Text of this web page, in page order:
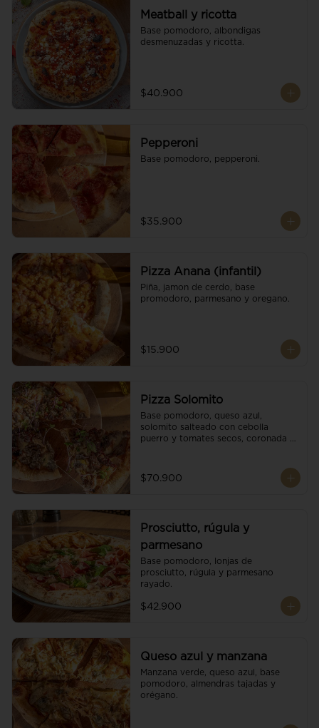
Meatball y ricotta
Base pomodoro, albondigas
desmenuzadas y ricotta.
$40.900
Pepperoni
Base pomodoro, pepperoni.
$35.900
Pizza Anana (infantil)
Piña, jamon de cerdo, base
promodoro, parmesano y oregano.
$15.900
Pizza Solomito
Base pomodoro, queso azul,
solomito salteado con cebolla
puerro y tomates secos, coronada
$70.900
Prosciutto, rúgula y
parmesano
Base pomodoro, lonjas de
prosciutto, rúgula y parmesano
rayado.
$42.900
Queso azul y manzana
Manzana verde, queso azul, base
pomodoro, almendras tajadas y
orégano.